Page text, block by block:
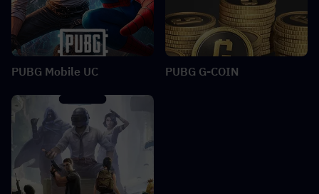
PUBG Mobile UC PUBG G-COIN